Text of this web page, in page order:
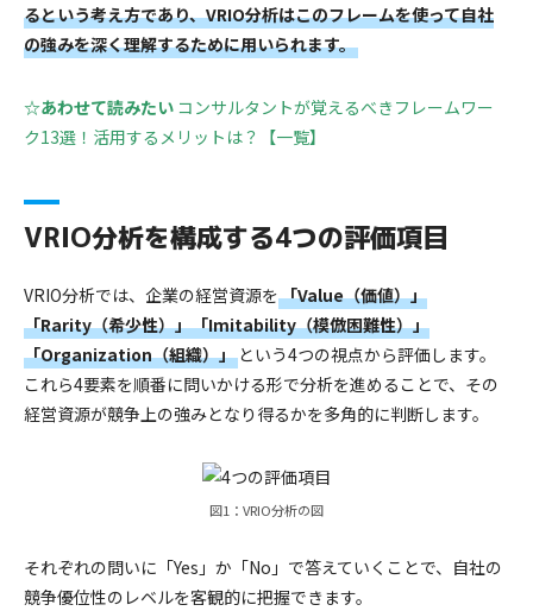
るという考え方であり、VRIO分析はこのフレームを使って自社
の強みを深く理解するために用いられます。
☆あわせて読みたい コンサルタントが覚えるべきフレームワー
ク13選！活用するメリットは？【一覧】
VRIO分析を構成する4つの評価項目
VRIO分析では、企業の経営資源を「Value（価値）」
「Rarity（希少性）」「Imitability（模倣困難性）」
「Organization（組織）」 という4つの視点から評価します。
これら4要素を順番に問いかける形で分析を進めることで、その
経営資源が競争上の強みとなり得るかを多角的に判断します。
図1：VRIO分析の図
それぞれの問いに「Yes」か「No」で答えていくことで、自社の
競争優位性のレベルを客観的に把握できます。